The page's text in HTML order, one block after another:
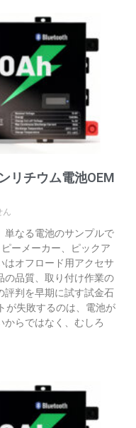
リチウム電池OEM
ん
単なる電池のサンプルで
ーメーカー、ピックア
はオフロード用アクセサ
の品質、取り付け作業の
評判を早期に試す試金石
が失敗するのは、電池が
からではなく、むしろ